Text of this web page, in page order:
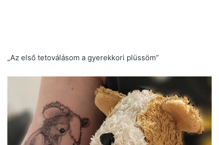
„Az első tetoválásom a gyerekkori plüssöm”